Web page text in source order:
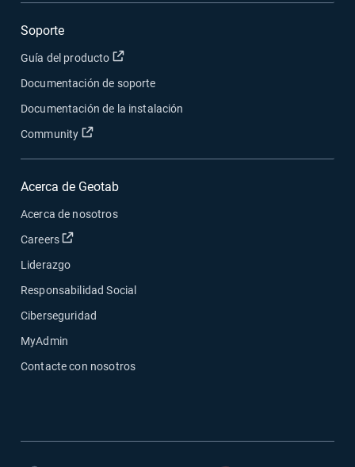
Soporte
Guía del producto Abrir en una nueva ventana
Documentación de soporte
Documentación de la instalación
Community
Abrir en una nueva ventana
Acerca de Geotab
Acerca de nosotros
Careers
Abrir en una nueva ventana
Liderazgo
Responsabilidad Social
Ciberseguridad
MyAdmin
Contacte con nosotros